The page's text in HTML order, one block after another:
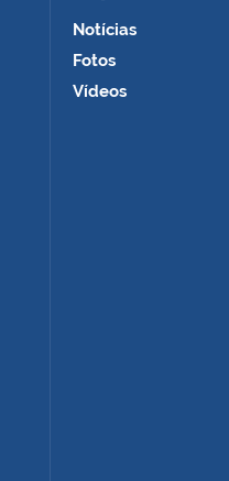
Notícias
Fotos
Vídeos